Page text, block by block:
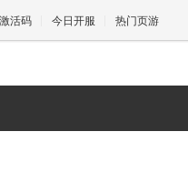
活码 今日开服 热门页游